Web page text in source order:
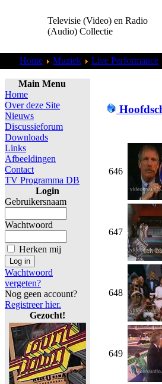
Televisie (Video) en Radio
(Audio) Collectie
Home Muziek Live Performance
Main Menu
Home
Over deze Site
Nieuws
Discussieforum
Downloads
Links
Afbeeldingen
Contact
TV Programma DB
Login
Gebruikersnaam
Wachtwoord
Herken mij
Wachtwoord
vergeten?
Nog geen account?
Registreer hier.
Gezocht!
646
647
648
649